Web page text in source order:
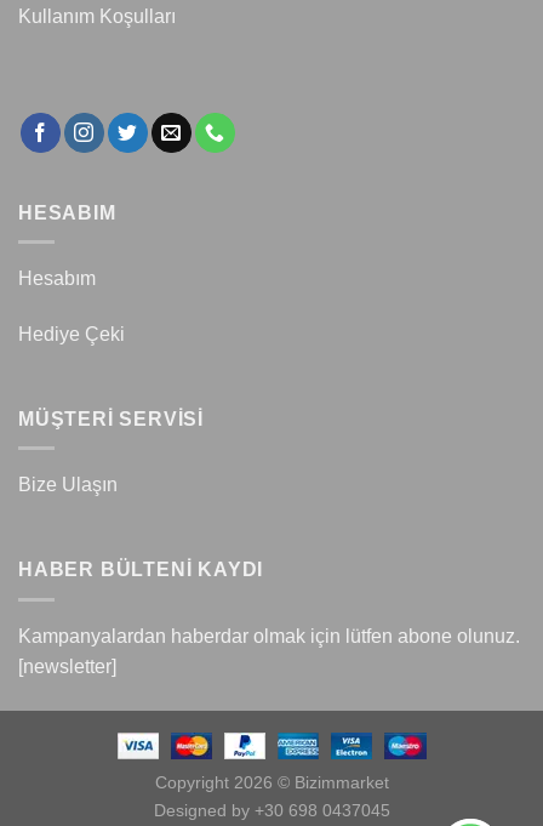
Kullanım Koşulları
HESABIM
Hesabım
Hediye Çeki
MÜŞTERİ SERVİSİ
Bize Ulaşın
HABER BÜLTENİ KAYDI
Kampanyalardan haberdar olmak için lütfen abone olunuz.
[newsletter]
Copyright 2026 © Bizimmarket
Designed by +30 698 0437045